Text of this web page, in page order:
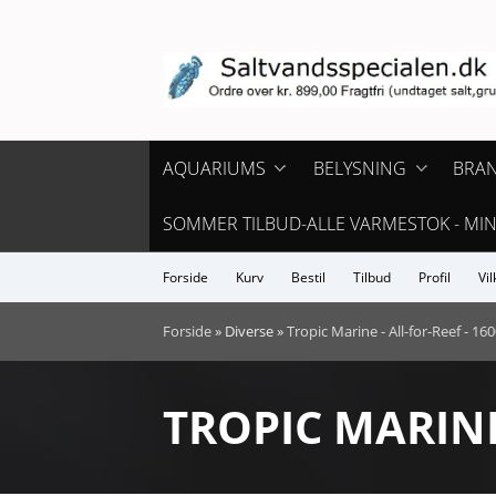
AQUARIUMS
Freskvand
Saltvands
BELYSNING
Aqua Illumination
-Nemo/Extreme Series
Orphek LED
SOMMER TILBUD-ALLE VARMESTOK -
Forside Kurv Bestil Tilbud Profil
Forside» Diverse»Tropic Marine - All-for-Reef -
TROPIC